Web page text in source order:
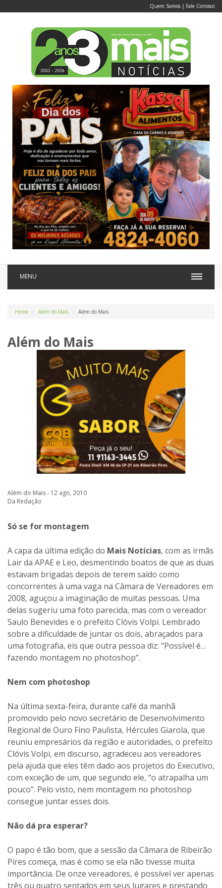
Quem Somos | Fale Conosco
MENU
Home Além do Mais Além do Mais
Além do Mais
Além do Mais - 12 ago, 2010
Da Redação
Só se for montagem
A capa da última edição do Mais Notícias, com as irmãs
Lair da APAE e Leo, desmentindo boatos de que as duas
estavam brigadas depois de terem saído como
concorrentes à uma vaga na Câmara de Vereadores em
2008, aguçou a imaginação de muitas pessoas. Uma
delas sugeriu uma foto parecida, mas com o vereador
Saulo Benevides e o prefeito Clóvis Volpi. Lembrado
sobre a dificuldade de juntar os dois, abraçados para
uma fotografia, eis que outra pessoa diz: “Possível é…
fazendo montagem no photoshop”.
Nem com photoshop
Na última sexta-feira, durante café da manhã
promovido pelo novo secretário de Desenvolvimento
Regional de Ouro Fino Paulista, Hércules Giarola, que
reuniu empresários da região e autoridades, o prefeito
Clóvis Volpi, em discurso, agradeceu aos vereadores
pela ajuda que eles têm dado aos projetos do Executivo,
com exceção de um, que segundo ele, “o atrapalha um
pouco”. Pelo visto, nem montagem no photoshop
consegue juntar esses dois.
Não dá pra esperar?
O papo é tão bom, que a sessão da Câmara de Ribeirão
Pires começa, mas é como se ela não tivesse muita
importância. De onze vereadores, é possível ver apenas
três ou quatro sentados em seus lugares e prestando